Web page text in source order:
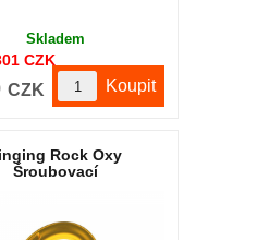
Skladem
CZK
CZK
Rock Oxy
Šroubovací